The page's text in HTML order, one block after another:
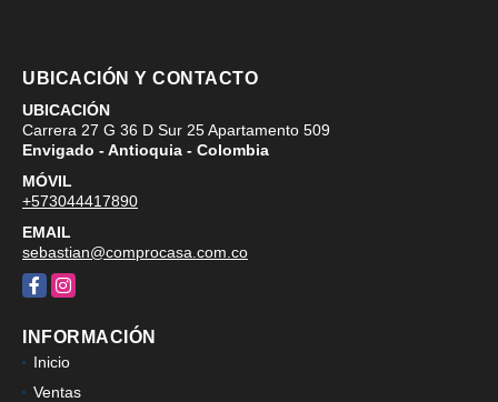
UBICACIÓN Y CONTACTO
UBICACIÓN
Carrera 27 G 36 D Sur 25 Apartamento 509
Envigado - Antioquia - Colombia
MÓVIL
+573044417890
EMAIL
sebastian@comprocasa.com.co
FacebookInstagram
INFORMACIÓN
Inicio
Ventas